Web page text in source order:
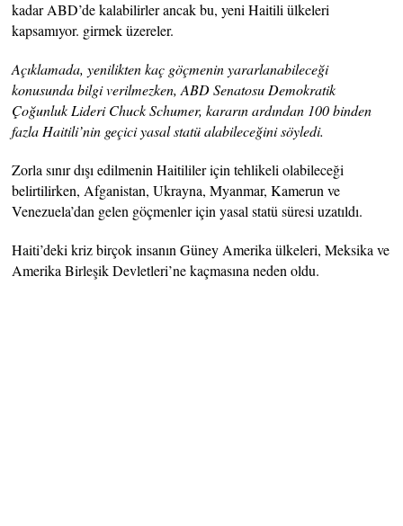
kadar ABD’de kalabilirler ancak bu, yeni Haitili ülkeleri
kapsamıyor. girmek üzereler.
Açıklamada, yenilikten kaç göçmenin yararlanabileceği
konusunda bilgi verilmezken, ABD Senatosu Demokratik
Çoğunluk Lideri Chuck Schumer, kararın ardından 100 binden
fazla Haitili’nin geçici yasal statü alabileceğini söyledi.
Zorla sınır dışı edilmenin Haitililer için tehlikeli olabileceği
belirtilirken, Afganistan, Ukrayna, Myanmar, Kamerun ve
Venezuela’dan gelen göçmenler için yasal statü süresi uzatıldı.
Haiti’deki kriz birçok insanın Güney Amerika ülkeleri, Meksika ve
Amerika Birleşik Devletleri’ne kaçmasına neden oldu.